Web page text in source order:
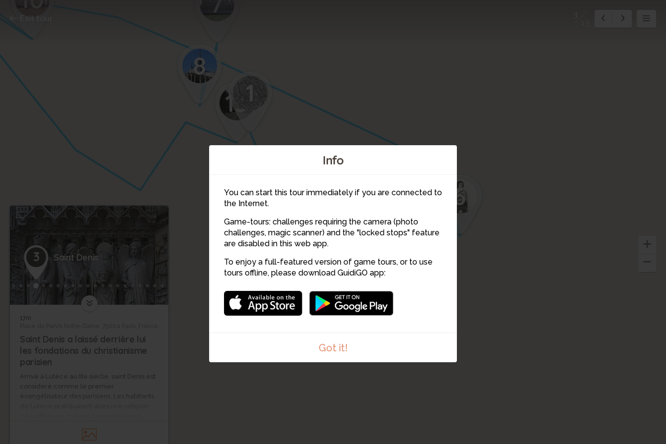
Info
You can start this tour immediately if you are connected to
the Internet.
Game-tours: challenges requiring the camera (photo
challenges, magic scanner) and the "locked stops" feature
are disabled in this web app.
To enjoy a full-featured version of game tours, or to use
tours offline, please download GuidiGO app:
Got it!
13
8
6
5
4
3
2
1
Exit tour
3 Saint Denis
17m
Saint Denis a laissé derrière lui
les fondations du christianisme
parisien
Arrivé à Lutèce au IIIe siècle, saint Denis est
considéré comme le premier
évangélisateur des parisiens. Les habitants
Refusant d'abandonner la nouvelle religion,